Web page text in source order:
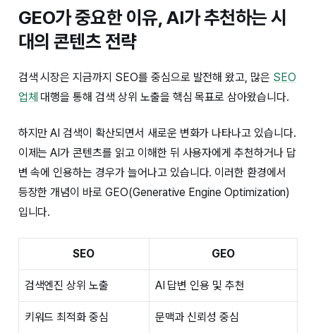
GEO가 중요한 이유, AI가 추천하는 시
대의 콘텐츠 전략
검색 시장은 지금까지 SEO를 중심으로 발전해 왔고, 많은 SEO
업체 대행을 통해 검색 상위 노출을 핵심 목표로 삼아왔습니다.
하지만 AI 검색이 확산되면서 새로운 변화가 나타나고 있습니다.
이제는 AI가 콘텐츠를 읽고 이해한 뒤 사용자에게 추천하거나 답
변 속에 인용하는 경우가 늘어나고 있습니다. 이러한 환경에서
등장한 개념이 바로 GEO(Generative Engine Optimization)
입니다.
SEO GEO
검색엔진 상위 노출 AI 답변 인용 및 추천
키워드 최적화 중심 문맥과 신뢰성 중심